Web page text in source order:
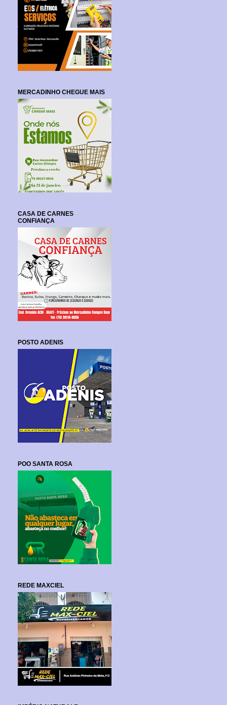
MERCADINHO CHEGUE MAIS
CASA DE CARNES
CONFIANÇA
POSTO ADENIS
POO SANTA ROSA
REDE MAXCIEL